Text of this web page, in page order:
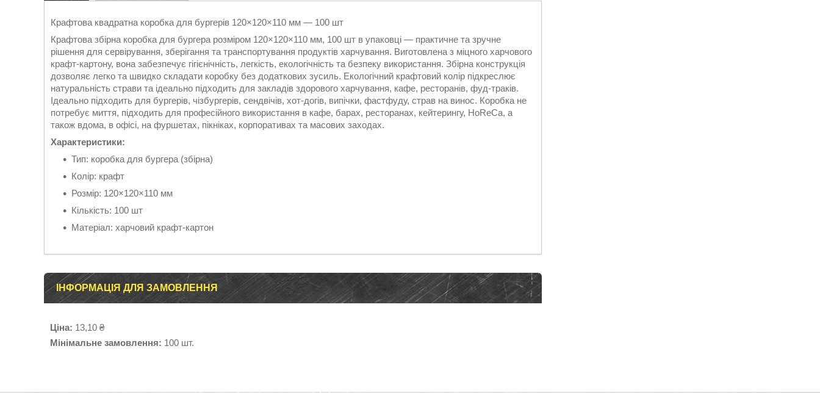
Крафтова квадратна коробка для бургерів 120×120×110 мм — 100 шт
Крафтова збірна коробка для бургера розміром 120×120×110 мм, 100 шт в упаковці — практичне та зручне
рішення для сервірування, зберігання та транспортування продуктів харчування. Виготовлена з міцного харчового
крафт-картону, вона забезпечує гігієнічність, легкість, екологічність та безпеку використання. Збірна конструкція
дозволяє легко та швидко складати коробку без додаткових зусиль. Екологічний крафтовий колір підкреслює
натуральність страви та ідеально підходить для закладів здорового харчування, кафе, ресторанів, фуд-траків.
Ідеально підходить для бургерів, чізбургерів, сендвічів, хот-догів, випічки, фастфуду, страв на винос. Коробка не
потребує миття, підходить для професійного використання в кафе, барах, ресторанах, кейтерингу, HoReCa, а
також вдома, в офісі, на фуршетах, пікніках, корпоративах та масових заходах.
Характеристики:
Тип: коробка для бургера (збірна)
Колір: крафт
Розмір: 120×120×110 мм
Кількість: 100 шт
Матеріал: харчовий крафт-картон
ІНФОРМАЦІЯ ДЛЯ ЗАМОВЛЕННЯ
Ціна: 13,10 ₴
Мінімальне замовлення: 100 шт.